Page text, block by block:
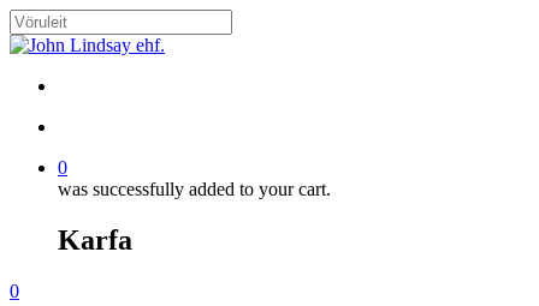
Skip
to
content
Close
0
was successfully added to your cart.
Karfa
Menu
search
account
0